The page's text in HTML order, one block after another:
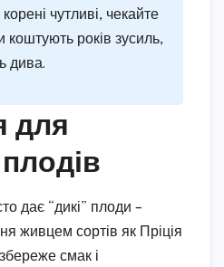
чутливі, чекайте
коштують років зусиль,
дива.
для
дає “дикі” плоди –
живцем сортів як Пріція
смак і